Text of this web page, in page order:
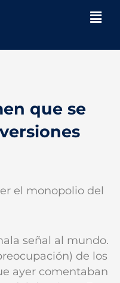
que se
el monopolio del
señal al mundo.
de los
ayer comentaban